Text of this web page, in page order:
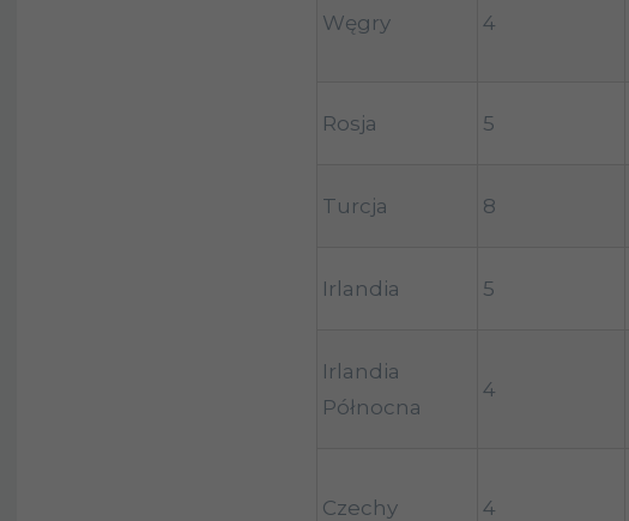
Węgry 4
Rosja 5
Turcja 8
Irlandia 5
Irlandia
Północna
4
Czechy 4